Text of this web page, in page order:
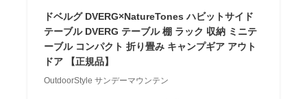
ドベルグ DVERG×NatureTones ハビットサイド
テーブル DVERG テーブル 棚 ラック 収納 ミニテ
ーブル コンパクト 折り畳み キャンプギア アウト
ドア 【正規品】
OutdoorStyle サンデーマウンテン